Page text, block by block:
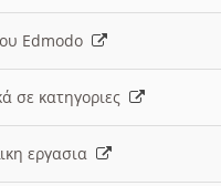
Edmodo
σε κατηγοριες
εργασια